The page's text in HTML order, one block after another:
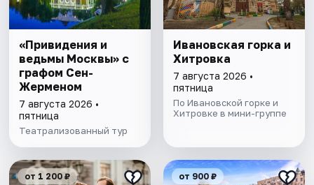
«Привидения и
ведьмы Москвы» с
графом Сен-
Жерменом
7 августа 2026 •
пятница
Театрализованный тур
Ивановская горка и
Хитровка
7 августа 2026 •
пятница
По Ивановской горке и
Хитровке в мини-группе
от 1 200 ₽ от 900 ₽